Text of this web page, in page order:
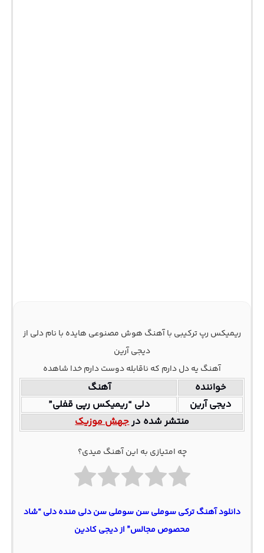
ریمیکس رپ ترکیبی با آهنگ هوش مصنوعی هایده با نام دلی از
دیجی آرین
آهنگ یه دل دارم که ناقابله دوست دارم خدا شاهده
خواننده
آهنگ
دیجی آرین
دلی “ریمیکس رپی قفلی”
منتشر شده درجهش موزیک
چه امتیازی به این آهنگ میدی؟
دانلود آهنگ ترکی سوملی سن سوملی سن دلی منده دلی “شاد
محصوص مجالس” از دیجی کادین